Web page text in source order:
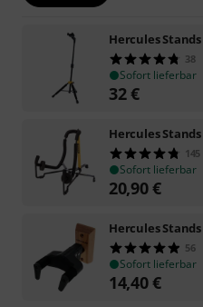
Hercules Stands
38
Sofort lieferbar
32€
Hercules Stands
145
Sofort lieferbar
20,90€
Hercules Stands
56
Sofort lieferbar
14,40€